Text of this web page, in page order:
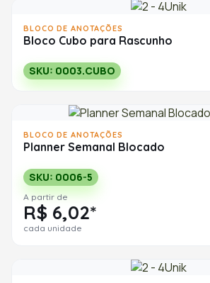
BLOCO DE ANOTAÇÕES
Bloco Cubo para Rascunho
SKU: 0003.CUBO
BLOCO DE ANOTAÇÕES
Planner Semanal Blocado
SKU: 0006-5
A partir de
R$ 6,02*
cada unidade